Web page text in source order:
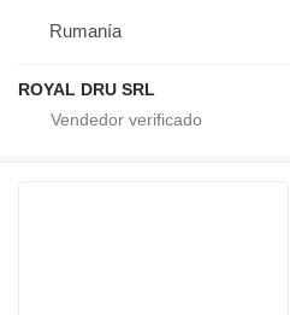
Rumanía
ROYAL DRU SRL